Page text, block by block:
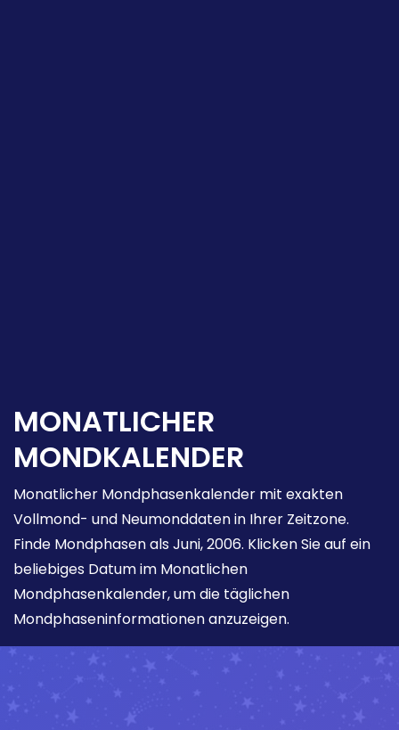
MONATLICHER
MONDKALENDER
Monatlicher Mondphasenkalender mit exakten
Vollmond- und Neumonddaten in Ihrer Zeitzone.
Finde Mondphasen als Juni, 2006. Klicken Sie auf ein
beliebiges Datum im Monatlichen
Mondphasenkalender, um die täglichen
Mondphaseninformationen anzuzeigen.